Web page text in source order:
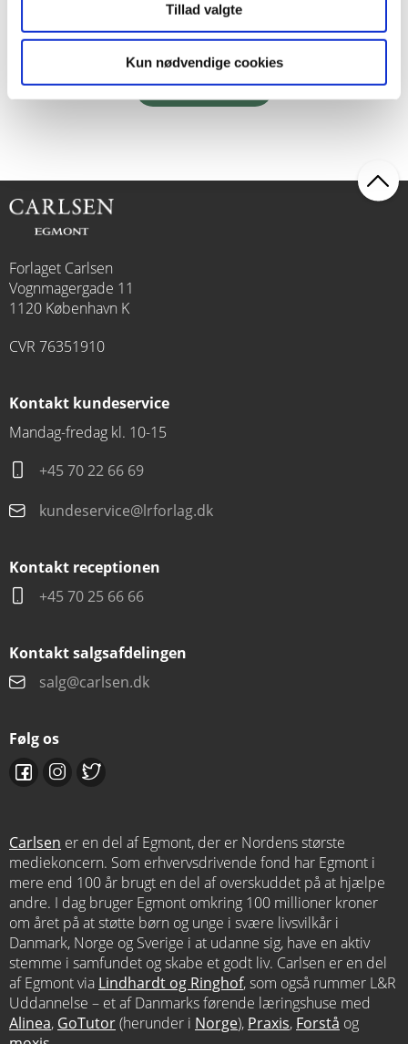
Tillad valgte
Kun nødvendige cookies
249,95 KR.
Læs mere
Forlaget Carlsen
Vognmagergade 11
1120 København K
CVR 76351910
Kontakt kundeservice
Mandag-fredag kl. 10-15
+45 70 22 66 69
kundeservice@lrforlag.dk
Kontakt receptionen
+45 70 25 66 66
Kontakt salgsafdelingen
salg@carlsen.dk
Følg os
Carlsen er en del af Egmont, der er Nordens største
mediekoncern. Som erhvervsdrivende fond har Egmont i
mere end 100 år brugt en del af overskuddet på at hjælpe
andre. I dag bruger Egmont omkring 100 millioner kroner
om året på at støtte børn og unge i svære livsvilkår i
Danmark, Norge og Sverige i at udanne sig, have en aktiv
stemme i samfundet og skabe et godt liv. Carlsen er en del
af Egmont via Lindhardt og Ringhof, som også rummer L&R
Uddannelse – et af Danmarks førende læringshuse med
Alinea, GoTutor(herunder i Norge), Praxis, Forstå og